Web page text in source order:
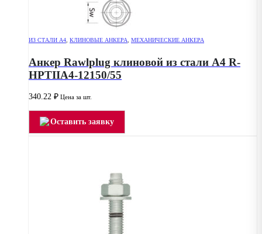
ИЗ СТАЛИ А4, КЛИНОВЫЕ АНКЕРА, МЕХАНИЧЕСКИЕ АНКЕРА
Анкер Rawlplug клиновой из стали А4 R-
HPTIIA4-12150/55
340.22 ₽ Цена за шт.
Оставить заявку